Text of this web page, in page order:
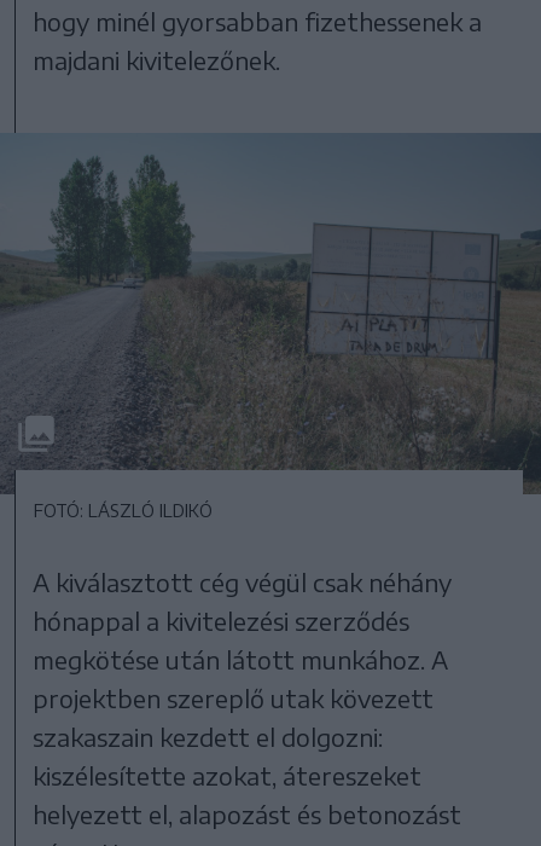
hogy minél gyorsabban fizethessenek a
majdani kivitelezőnek.
FOTÓ: LÁSZLÓ ILDIKÓ
A kiválasztott cég végül csak néhány
hónappal a kivitelezési szerződés
megkötése után látott munkához. A
projektben szereplő utak kövezett
szakaszain kezdett el dolgozni:
kiszélesítette azokat, átereszeket
helyezett el, alapozást és betonozást